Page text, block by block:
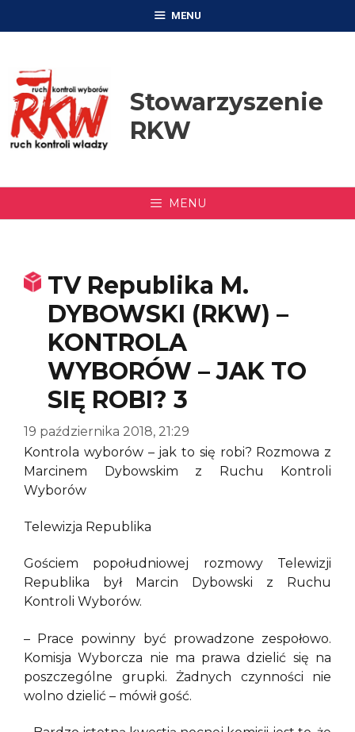
MENU
Stowarzyszenie
RKW
MENU
TV Republika M.
DYBOWSKI (RKW) –
KONTROLA
WYBORÓW – JAK TO
SIĘ ROBI? 3
19 października 2018, 21:29
Kontrola wyborów – jak to się robi? Rozmowa z
Marcinem Dybowskim z Ruchu Kontroli
Wyborów
Telewizja Republika
Gościem popołudniowej rozmowy Telewizji
Republika był Marcin Dybowski z Ruchu
Kontroli Wyborów.
– Prace powinny być prowadzone zespołowo.
Komisja Wyborcza nie ma prawa dzielić się na
poszczególne grupki. Żadnych czynności nie
wolno dzielić – mówił gość.